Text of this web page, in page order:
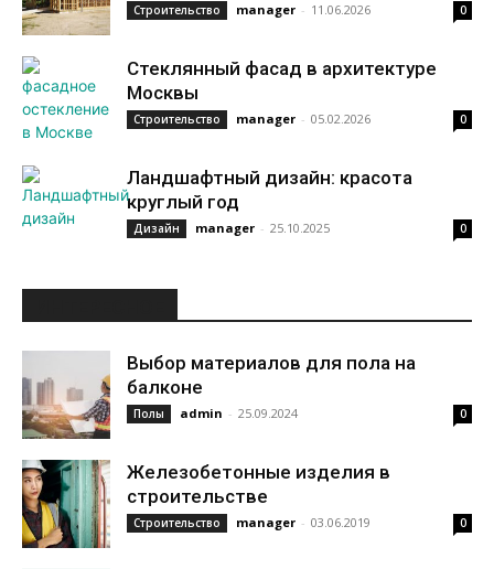
Строительство manager - 11.06.2026 0
Стеклянный фасад в архитектуре
Москвы
Строительство manager - 05.02.2026 0
Ландшафтный дизайн: красота
круглый год
Дизайн manager - 25.10.2025 0
Выбор материалов для пола на
балконе
Полы admin - 25.09.2024 0
Железобетонные изделия в
строительстве
Строительство manager - 03.06.2019 0